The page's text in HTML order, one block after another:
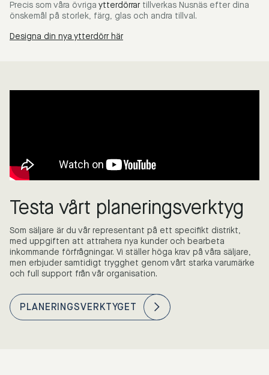
Precis som våra övriga ytterdörrar tillverkas Nusnäs efter dina
önskemål på storlek, färg, glas och andra tillval.
Designa din nya ytterdörr här
Testa vårt planeringsverktyg
Som säljare är du vår representant på ett specifikt distrikt,
med uppgiften att attrahera nya kunder och bearbeta
inkommande förfrågningar. Vi ställer höga krav på våra säljare,
men erbjuder samtidigt trygghet genom vårt starka varumärke
och full support från vår organisation.
PLANERINGSVERKTYGET